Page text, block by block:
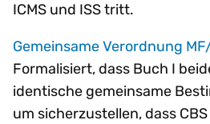
ICMS und ISS tritt.
Gemeinsame Verordnung
Formalisiert, dass Buch I
identische gemeinsame
um sicherzustellen, dass